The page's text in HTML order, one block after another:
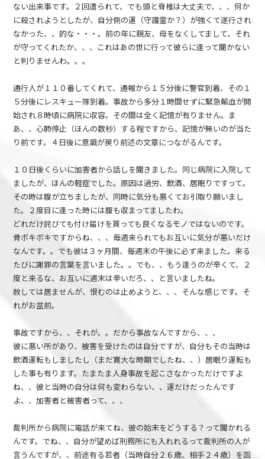
ない出来事です。２回遣られて、でも頭と脊椎は大丈夫で、、、何か
に殺されようとしたが、自分側の運（守護霊か？）が強くて遂行され
なかった、、的な・・・。前の年に親友、母をなくしてまして、それ
が守ってくれたか、、、これはあの世に行って彼らに逢って聞かない
と判りませんわ。。。
通行人が１１０番してくれて、通報から１５分後に警官到着、その１
５分後にレスキュー隊到着。事故から多分１時間せずに緊急輸血が開
始され８時頃に病院に収容。その間は全く記憶が有りません。ま
あ、、心肺停止（ほんの数秒）する程ですから、記憶が無いのが当た
り前です。４日後に意識が戻り前述の文章につながるんです。
１０日後くらいに加害者から話しを聞きました。同じ病院に入院して
ましたが、ほんの軽症でした。原因は過労、飲酒、居眠りですって。
その時は腹が立ちましたが、同時に気分も悪くてお引取り願いまし
た。２度目に逢った時には腹も収まってましたわ。
どれだけ詫びても付け届けを貰っても良くなるモノではないのです。
骨ボキボキですからね、、、毎週来られてもお互いに気分が悪いだけ
なんです。。でも彼は３ヶ月間、毎週末の午後に必ず来ました。来る
たびに謝罪の言葉を言いました。。でも、、もう逢うのが辛くて、２
度と来るな、お互いに週末は辛いだろ、、と言いましたね。
赦しては居ませんが、恨むのは止めようと、、、そんな感じです。そ
れがお盆前。
事故ですから、、それが。。だから事故なんですから、、、
彼に悪い所があり、被害を受けたのは自分ですが、自分もその当時は
飲酒運転もしましたし（まだ寛大な時期でしたね、、）居眠り運転も
した事も有ります。たまたま人身事故を起こさなかっただけですよ
ね、、彼と当時の自分は何も変わらない、、運だけだったんです
よ、、加害者と被害者って、、、
裁判所から病院に電話が来てね、彼の始末をどうする？って聞かれる
んです。でね、、自分が望めば刑務所にも入れれるって裁判所の人が
言うんですが、、前途有る若者（当時自分２６歳、相手２４歳）を函